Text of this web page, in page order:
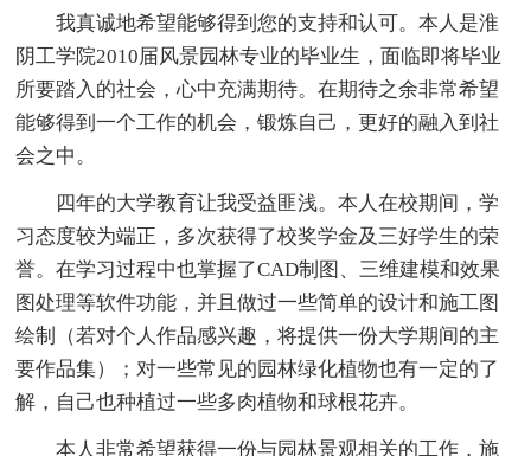
我真诚地希望能够得到您的支持和认可。本人是淮
阴工学院2010届风景园林专业的毕业生，面临即将毕业
所要踏入的社会，心中充满期待。在期待之余非常希望
能够得到一个工作的机会，锻炼自己，更好的融入到社
会之中。
四年的大学教育让我受益匪浅。本人在校期间，学
习态度较为端正，多次获得了校奖学金及三好学生的荣
誉。在学习过程中也掌握了CAD制图、三维建模和效果
图处理等软件功能，并且做过一些简单的设计和施工图
绘制（若对个人作品感兴趣，将提供一份大学期间的主
要作品集）；对一些常见的园林绿化植物也有一定的了
解，自己也种植过一些多肉植物和球根花卉。
本人非常希望获得一份与园林景观相关的工作，施